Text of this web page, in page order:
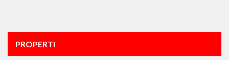
PROPERTI